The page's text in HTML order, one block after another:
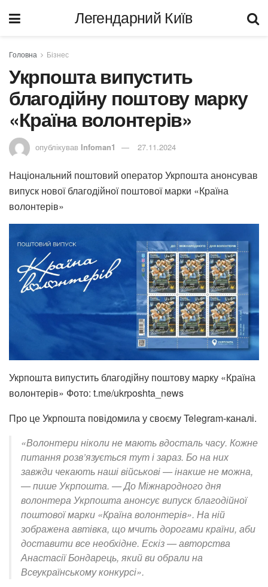
Легендарний Київ
Головна Бізнес
Укрпошта випустить
благодійну поштову марку
«Країна волонтерів»
опублікував Infoman1 27.11.2024
Національний поштовий оператор Укрпошта анонсував
випуск нової благодійної поштової марки «Країна
волонтерів»
Укрпошта випустить благодійну поштову марку «Країна
волонтерів» Фото: t.me/ukrposhta_news
Про це Укрпошта повідомила у своємуTelegram-каналі.
«Волонтери ніколи не мають вдосталь часу. Кожне
питання розв’язується тут і зараз. Бо на них
завжди чекають наші військові — інакше не можна,
— пише Укрпошта. — До Міжнародного дня
волонтера Укрпошта анонсує випуск благодійної
поштової марки «Країна волонтерів». На ній
зображена автівка, що мчить дорогами країни, аби
доставити все необхідне. Ескіз — авторства
Анастасії Бондарець, який ви обрали на
Всеукраїнському конкурсі».